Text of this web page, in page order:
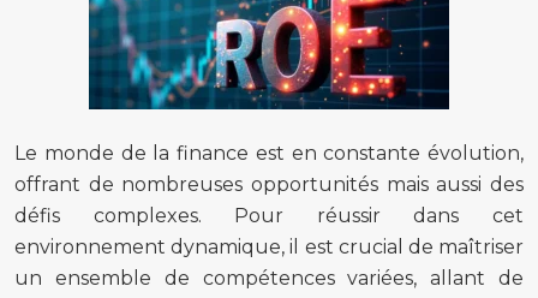
Le monde de la finance est en constante évolution,
offrant de nombreuses opportunités mais aussi des
défis complexes. Pour réussir dans cet
environnement dynamique, il est crucial de maîtriser
un ensemble de compétences variées, allant de